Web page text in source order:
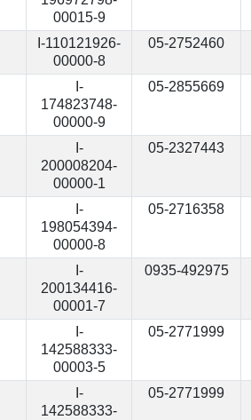
00015-9
I-110121926-
00000-8
05-2752460
I-
174823748-
00000-9
05-2855669
I-
200008204-
00000-1
05-2327443
I-
198054394-
00000-8
05-2716358
I-
200134416-
00001-7
0935-492975
I-
142588333-
00003-5
05-2771999
I-
142588333-
05-2771999